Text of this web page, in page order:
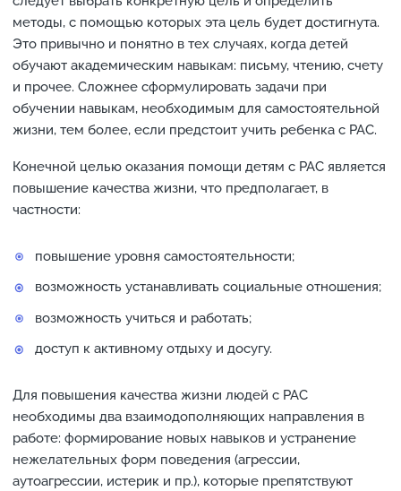
методы, с помощью которых эта цель будет достигнута.
Это привычно и понятно в тех случаях, когда детей
обучают академическим навыкам: письму, чтению, счету
и прочее. Сложнее сформулировать задачи при
обучении навыкам, необходимым для самостоятельной
жизни, тем более, если предстоит учить ребенка с РАС.
Конечной целью оказания помощи детям с РАС является
повышение качества жизни, что предполагает, в
частности:
повышение уровня самостоятельности;
возможность устанавливать социальные отношения;
возможность учиться и работать;
доступ к активному отдыху и досугу.
Для повышения качества жизни людей с РАС
необходимы два взаимодополняющих направления в
работе: формирование новых навыков и устранение
нежелательных форм поведения (агрессии,
аутоагрессии, истерик и пр.), которые препятствуют